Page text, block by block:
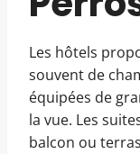
Les hôtels
souvent de
équipées de
la vue. Les
balcon ou